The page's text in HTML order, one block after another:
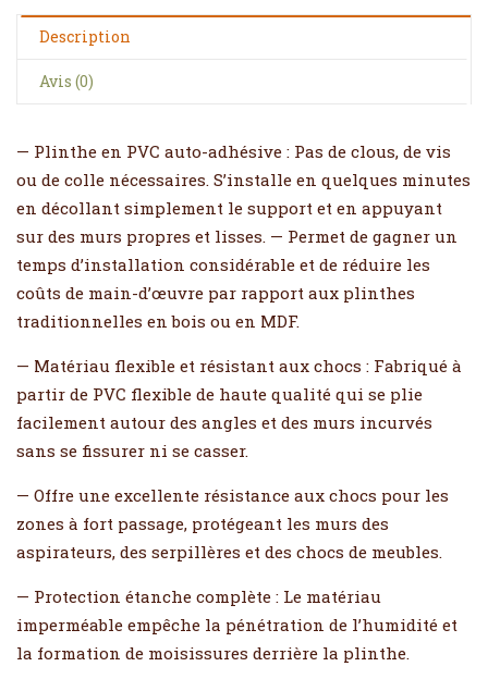
Description
Avis (0)
— Plinthe en PVC auto-adhésive : Pas de clous, de vis
ou de colle nécessaires. S’installe en quelques minutes
en décollant simplement le support et en appuyant
sur des murs propres et lisses. — Permet de gagner un
temps d’installation considérable et de réduire les
coûts de main-d’œuvre par rapport aux plinthes
traditionnelles en bois ou en MDF.
— Matériau flexible et résistant aux chocs : Fabriqué à
partir de PVC flexible de haute qualité qui se plie
facilement autour des angles et des murs incurvés
sans se fissurer ni se casser.
— Offre une excellente résistance aux chocs pour les
zones à fort passage, protégeant les murs des
aspirateurs, des serpillères et des chocs de meubles.
— Protection étanche complète : Le matériau
imperméable empêche la pénétration de l’humidité et
la formation de moisissures derrière la plinthe.